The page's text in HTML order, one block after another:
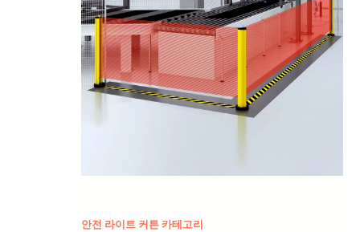
안전 라이트 커튼 카테고리